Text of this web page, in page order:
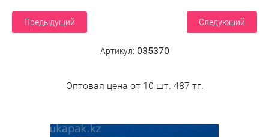
Предыдущий Следующий
Артикул:035370
Оптовая цена от 10 шт. 487 тг.